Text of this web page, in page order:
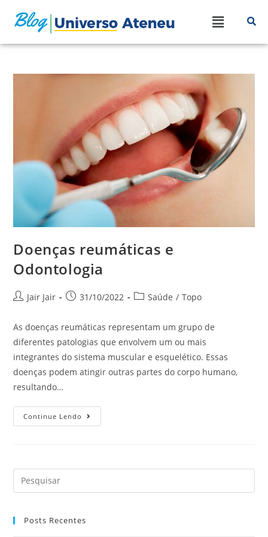
Doenças reumáticas e
Odontologia
Jair Jair 31/10/2022 Saúde / Topo
As doenças reumáticas representam um grupo de
diferentes patologias que envolvem um ou mais
integrantes do sistema muscular e esquelético. Essas
doenças podem atingir outras partes do corpo humano,
resultando…
Continue Lendo
Posts Recentes